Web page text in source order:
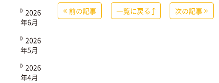
前の記事 次の記事
一覧に戻る
2026
年6月
2026
年5月
2026
年4月